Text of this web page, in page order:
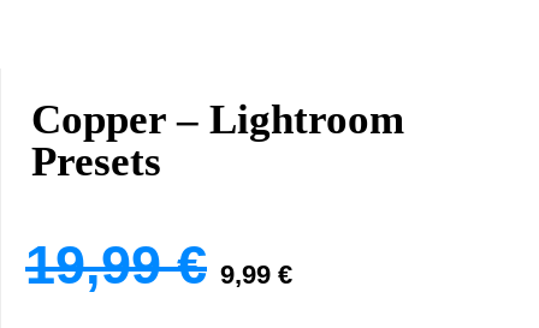
Copper – Lightroom
Presets
19,99€ El Precio
9,99 €El Precio